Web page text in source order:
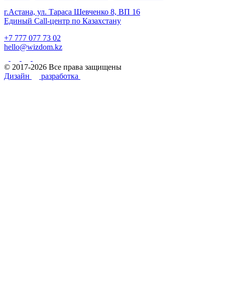
г.Астана, ул. Тараса Шевченко 8, ВП 16
Единый Call-центр по Казахстану
+7 777 077 73 02
hello@wizdom.kz
© 2017-2026 Все права защищены
Дизайн
разработка